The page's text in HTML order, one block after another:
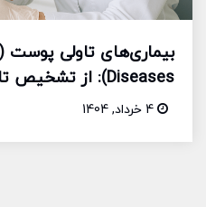
Diseases): از تشخیص تا درمان